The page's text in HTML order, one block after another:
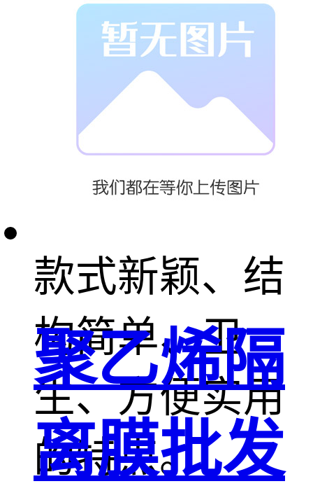
成，并配有流
量计、压力
表、阀门，具
款式新颖、结
构简单、卫
生、方便实用
的特点。
聚乙烯隔
离膜批发